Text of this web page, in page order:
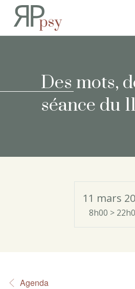
Recherches
Des mots,
séance du
11 mars
8h00 >
Agenda